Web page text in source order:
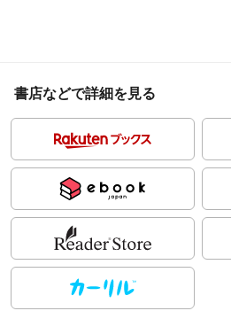
書店などで詳細を見る